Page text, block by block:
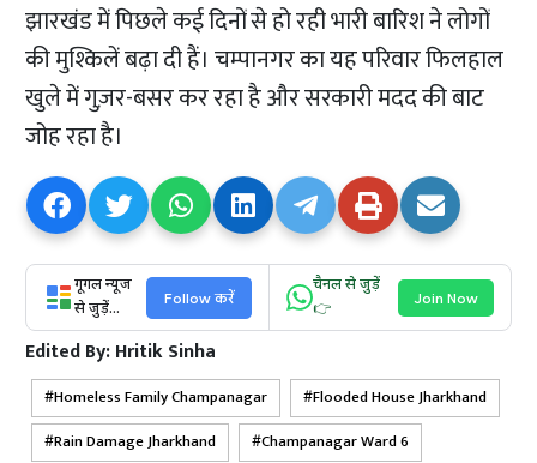
झारखंड में पिछले कई दिनों से हो रही भारी बारिश ने लोगों
की मुश्किलें बढ़ा दी हैं। चम्पानगर का यह परिवार फिलहाल
खुले में गुज़र-बसर कर रहा है और सरकारी मदद की बाट
जोह रहा है।
गूगल न्यूज
से जुड़ें...
Follow करें
चैनल से जुड़ें
👉
Join Now
Edited By:Hritik Sinha
Homeless Family Champanagar
Flooded House Jharkhand
Rain Damage Jharkhand
Champanagar Ward 6